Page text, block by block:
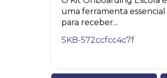
uma ferramenta essencial
para receber...
SKB-572ccfcc4c7f